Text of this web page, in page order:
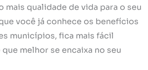
mais qualidade de vida para o seu
você já conhece os benefícios
municípios, fica mais fácil
melhor se encaixa no seu